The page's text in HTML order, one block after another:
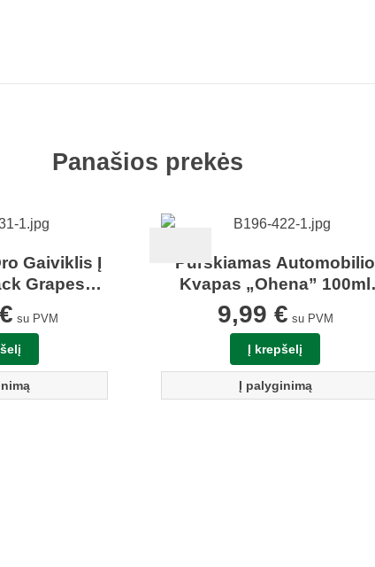
Panašios prekės
Gaiviklis Į
Grapes”
89
€ su PVM
Purškiamas Automobilio
Kvapas „Ohena” 100ml
Aromatic 89
9,99 € su PVM
Į krepšelį
Į palyginimą